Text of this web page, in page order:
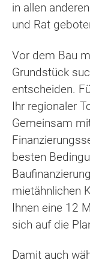
in allen
und Rat
Vor dem Bau
Grundstück
entscheiden.
Ihr regionaler
Gemeinsam
besten
mietähnlichen
Ihnen eine 12
sich auf die
Damit auch